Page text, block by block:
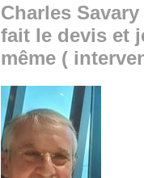
Charles
fait le devis et
même (